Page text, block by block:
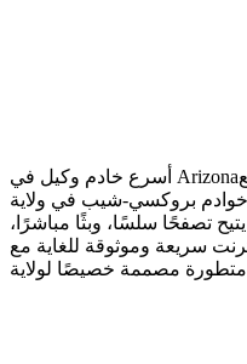
أسرع خادم وكيل في Arizona
خوادم بروكسي-شيب في ولاية Arizona. تضمن خوادمنا عالية
تصفحًا سلسًا، وبثًا مباشرًا،
سريعة وموثوقة للغاية مع